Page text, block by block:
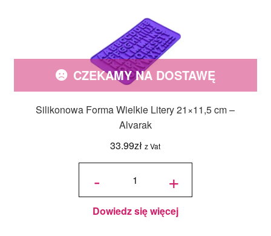
Silikonowa Forma Wielkie Litery 21×11,5 cm –
Alvarak
33.99zł z Vat
CZEKAMY NA DOSTAWĘ
-
ilość
Wielkie
Litery
21x11,5
cm -
Alvarak
+
Dowiedz się więcej